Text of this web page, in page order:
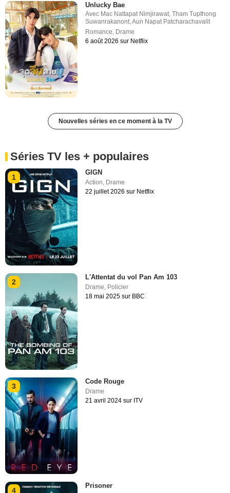
Unlucky Bae
Avec Mac Nattapat Nimjirawat,Tham Tupthong
Suwanrakanont,Aun Napat Patcharachavalit
Romance, Drame
6 août 2026 sur Netflix
Nouvelles séries en ce moment à la TV
Séries TV les + populaires
1
GIGN
Action, Drame
22 juillet 2026 sur Netflix
2
L'Attentat du vol Pan Am 103
Drame Policier
18 mai 2025 sur BBC
3
Code Rouge
Drame
21 avril 2024 sur ITV
4
Prisoner